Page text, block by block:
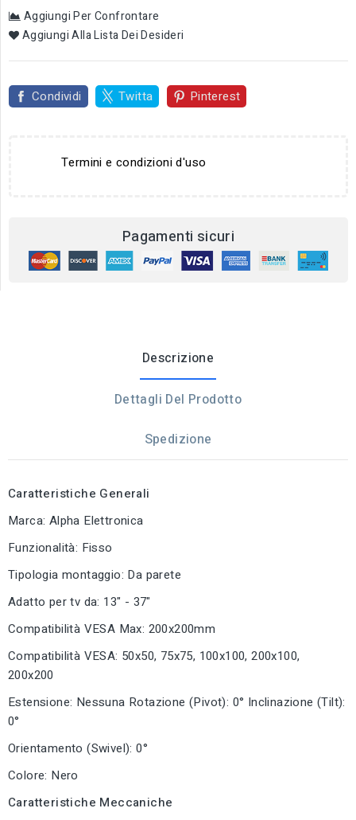
Aggiungi Per Confrontare
Aggiungi Alla Lista Dei Desideri
Condividi Twitta Pinterest
Termini e condizioni d'uso
Pagamenti sicuri
Descrizione
Dettagli Del Prodotto
Spedizione
Caratteristiche Generali
Marca: Alpha Elettronica
Funzionalità: Fisso
Tipologia montaggio: Da parete
Adatto per tv da: 13" - 37"
Compatibilità VESA Max: 200x200mm
Compatibilità VESA: 50x50, 75x75, 100x100, 200x100,
200x200
Estensione: Nessuna Rotazione (Pivot): 0° Inclinazione (Tilt):
0°
Orientamento (Swivel): 0°
Colore: Nero
Caratteristiche Meccaniche